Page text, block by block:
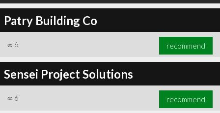
Patry Building Co
∞ 6 recommend
Sensei Project Solutions
∞ 6 recommend